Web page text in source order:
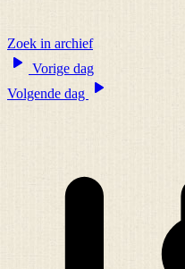
Zoek in archief
Vorige dag
Volgende dag